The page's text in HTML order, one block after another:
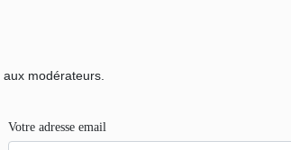
aux modérateurs.
Votre adresse email